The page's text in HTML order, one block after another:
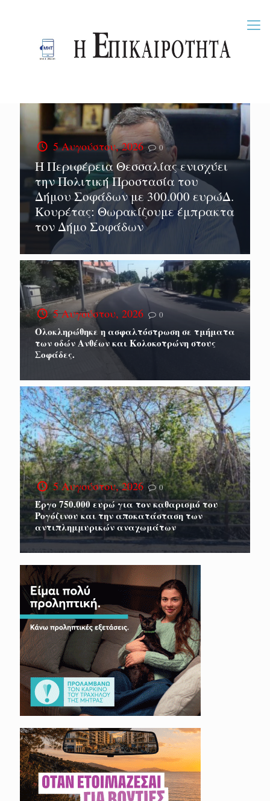
5 Αυγούστου, 2026 0
Η Περιφέρεια Θεσσαλίας ενισχύει
την Πολιτική Προστασία του
Δήμου Σοφάδων με 300.000 ευρώΔ.
Κουρέτας: Θωρακίζουμε έμπρακτα
τον Δήμο Σοφάδων
5 Αυγούστου, 2026 0
Ολοκληρώθηκε η ασφαλτόστρωση σε τμήματα
των οδών Ανθέων και Κολοκοτρώνη στους
Σοφάδες.
5 Αυγούστου, 2026 0
Έργο 750.000 ευρώ για τον καθαρισμό του
Ρογόζινου και την αποκατάσταση των
αντιπλημμυρικών αναχωμάτων